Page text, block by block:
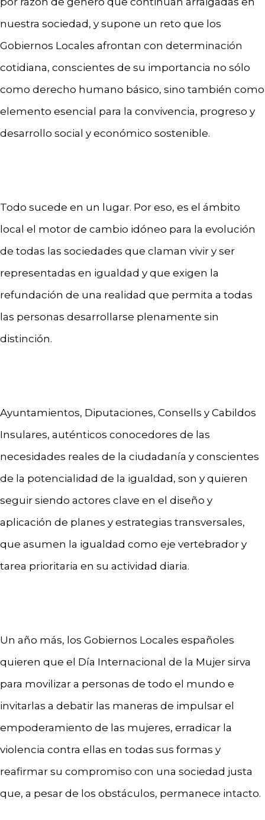
nuestra sociedad, y supone un reto que los
Gobiernos Locales afrontan con determinación
cotidiana, conscientes de su importancia no sólo
como derecho humano básico, sino también como
elemento esencial para la convivencia, progreso y
desarrollo social y económico sostenible.
Todo sucede en un lugar. Por eso, es el ámbito
local el motor de cambio idóneo para la evolución
de todas las sociedades que claman vivir y ser
representadas en igualdad y que exigen la
refundación de una realidad que permita a todas
las personas desarrollarse plenamente sin
distinción.
Ayuntamientos, Diputaciones, Consells y Cabildos
Insulares, auténticos conocedores de las
necesidades reales de la ciudadanía y conscientes
de la potencialidad de la igualdad, son y quieren
seguir siendo actores clave en el diseño y
aplicación de planes y estrategias transversales,
que asumen la igualdad como eje vertebrador y
tarea prioritaria en su actividad diaria.
Un año más, los Gobiernos Locales españoles
quieren que el Día Internacional de la Mujer sirva
para movilizar a personas de todo el mundo e
invitarlas a debatir las maneras de impulsar el
empoderamiento de las mujeres, erradicar la
violencia contra ellas en todas sus formas y
reafirmar su compromiso con una sociedad justa
que, a pesar de los obstáculos, permanece intacto.